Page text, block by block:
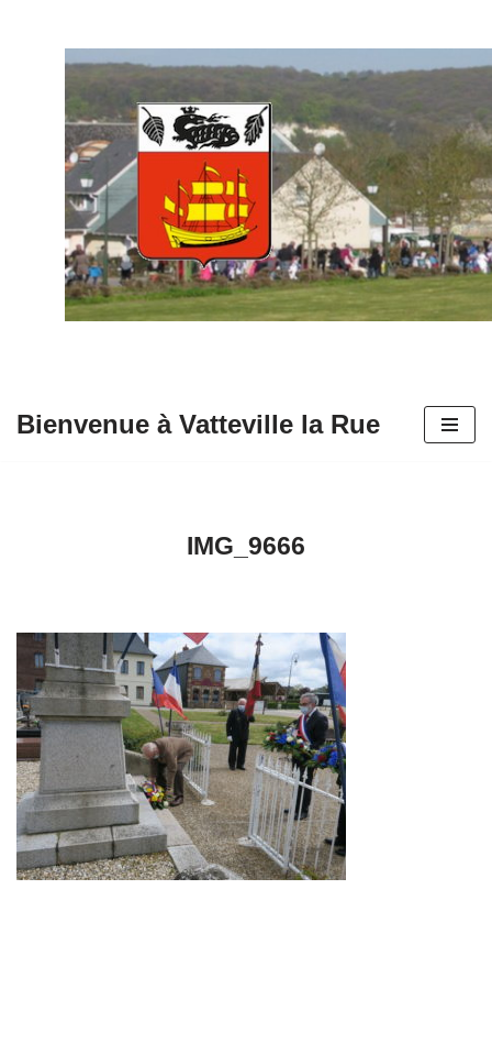
contenu
Bienvenue à Vatteville la Rue
IMG_9666